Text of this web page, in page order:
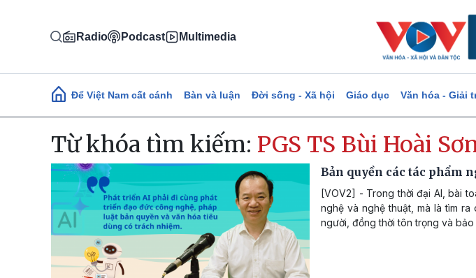
Radio Podcast Multimedia
Main navigation
Để Việt Nam cất cánh Bàn và luận Đời sống - Xã hội Giáo dục Văn hóa - Giải
Từ khóa tìm kiếm: PGS TS Bùi Hoài
Bản quyền các tác phẩm
[VOV2] - Trong thời đại AI, bài
nghệ và nghệ thuật, mà là tìm
người, đồng thời tôn trọng và